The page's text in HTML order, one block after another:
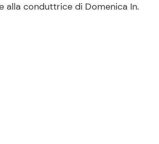
alla conduttrice di Domenica In.